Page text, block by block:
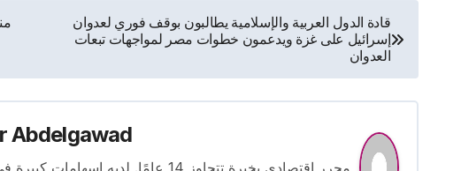
تصفّح
المقالات
قادة الدول العربية والإسلامية يطالبون بوقف فوري لعدوان
إسرائيل على غزة ويدعمون خطوات مصر لمواجهات تبعات
العدوان
Abdelgawad
محرر اقتصادي بخبرة تتجاوز 14 عامًا.